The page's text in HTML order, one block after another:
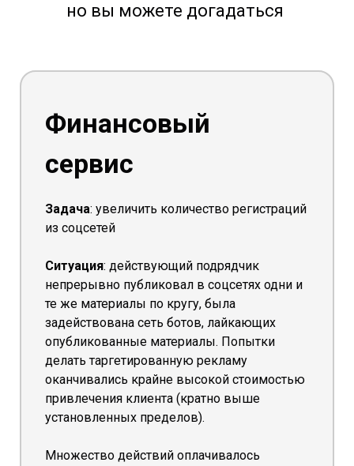
но вы можете догадаться
Финансовый
сервис
Задача: увеличить количество регистраций
из соцсетей
Ситуация: действующий подрядчик
непрерывно публиковал в соцсетях одни и
те же материалы по кругу, была
задействована сеть ботов, лайкающих
опубликованные материалы. Попытки
делать таргетированную рекламу
оканчивались крайне высокой стоимостью
привлечения клиента (кратно выше
установленных пределов).
Множество действий оплачивалось